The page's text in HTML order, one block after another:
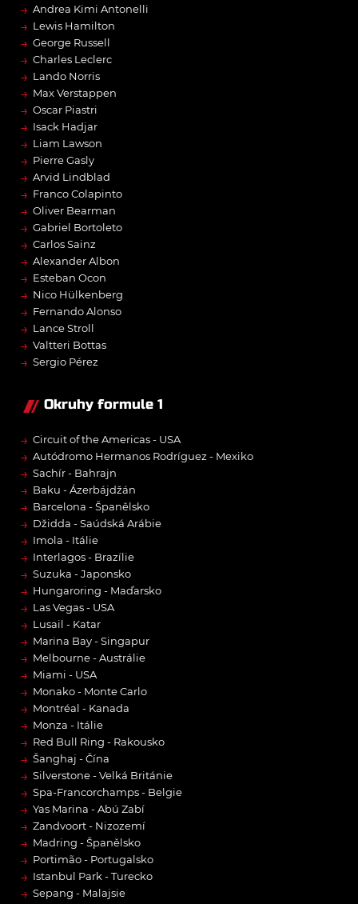
→ Andrea Kimi Antonelli
→ Lewis Hamilton
→ George Russell
→ Charles Leclerc
→ Lando Norris
→ Max Verstappen
→ Oscar Piastri
→ Isack Hadjar
→ Liam Lawson
→ Pierre Gasly
→ Arvid Lindblad
→ Franco Colapinto
→ Oliver Bearman
→ Gabriel Bortoleto
→ Carlos Sainz
→ Alexander Albon
→ Esteban Ocon
→ Nico Hülkenberg
→ Fernando Alonso
→ Lance Stroll
→ Valtteri Bottas
→ Sergio Pérez
Okruhy formule 1
→ Circuit of the Americas - USA
→ Autódromo Hermanos Rodríguez - Mexiko
→ Sachír - Bahrajn
→ Baku - Ázerbájdžán
→ Barcelona - Španělsko
→ Džidda - Saúdská Arábie
→ Imola - Itálie
→ Interlagos - Brazílie
→ Suzuka - Japonsko
→ Hungaroring - Maďarsko
→ Las Vegas - USA
→ Lusail - Katar
→ Marina Bay - Singapur
→ Melbourne - Austrálie
→ Miami - USA
→ Monako - Monte Carlo
→ Montréal - Kanada
→ Monza - Itálie
→ Red Bull Ring - Rakousko
→ Šanghaj - Čína
→ Silverstone - Velká Británie
→ Spa-Francorchamps - Belgie
→ Yas Marina - Abú Zabí
→ Zandvoort - Nizozemí
→ Madring - Španělsko
→ Portimão - Portugalsko
→ Istanbul Park - Turecko
→ Sepang - Malajsie